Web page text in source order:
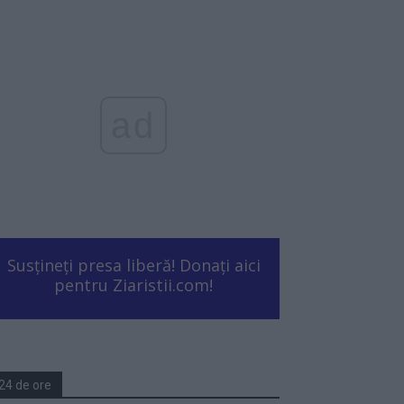
Susțineți presa liberă! Donați aici
pentru Ziaristii.com!
24 de ore